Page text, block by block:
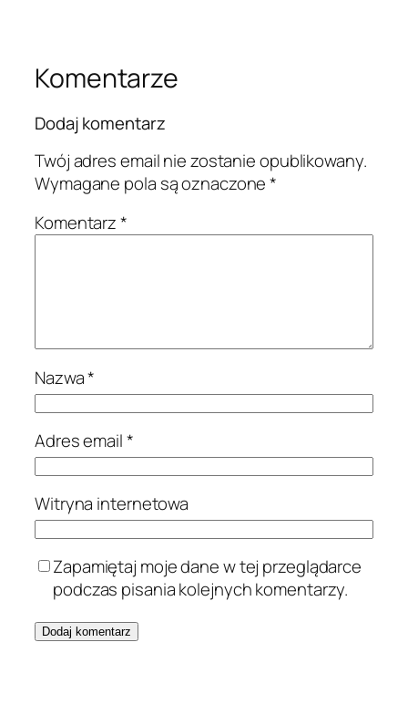
Komentarze
Dodaj komentarz
Twój adres email nie zostanie opublikowany.
Wymagane pola są oznaczone*
Komentarz*
Nazwa*
Adres email*
Witryna internetowa
Zapamiętaj moje dane w tej przeglądarce
podczas pisania kolejnych komentarzy.